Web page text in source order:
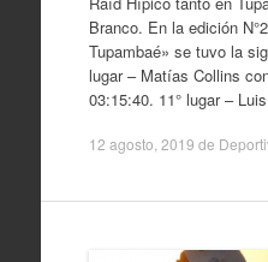
Branco. En la edición
Tupambaé» se tuvo la
lugar – Matías Collins
03:15:40. 11° lugar –
12 agosto, 2019 de